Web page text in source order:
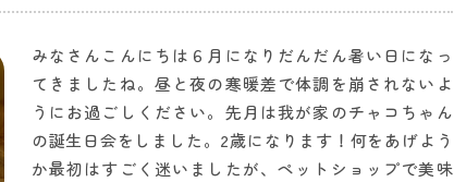
みなさんこんにちは６月になりだんだん暑い日になっ
てきましたね。昼と夜の寒暖差で体調を崩されないよ
うにお過ごしください。先月は我が家のチャコちゃん
の誕生日会をしました。2歳になります！何をあげよう
か最初はすごく迷いましたが、ペットショップで美味